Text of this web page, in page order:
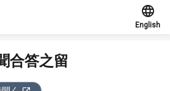
English
合答之留